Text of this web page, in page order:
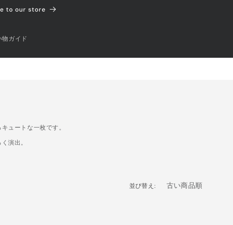
to our store
物ガイド
ュートな一枚です。
演出。
並び替え: